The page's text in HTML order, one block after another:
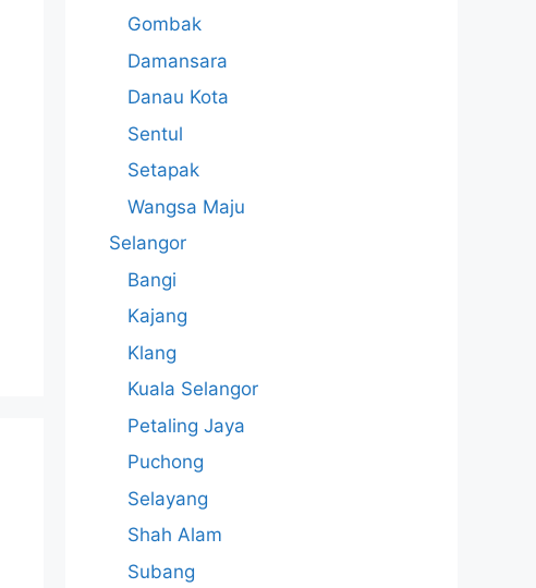
Gombak
Damansara
Danau Kota
Sentul
Setapak
Wangsa Maju
Selangor
Bangi
Kajang
Klang
Kuala Selangor
Petaling Jaya
Puchong
Selayang
Shah Alam
Subang